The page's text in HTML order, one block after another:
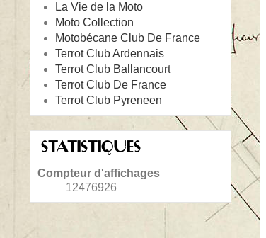
La Vie de la Moto
Moto Collection
Motobécane Club De France
Terrot Club Ardennais
Terrot Club Ballancourt
Terrot Club De France
Terrot Club Pyreneen
STATISTIQUES
Compteur d'affichages
12476926